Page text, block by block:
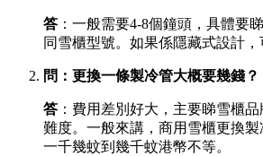
答 ：一般需要4-8個鐘頭，具體要
同雪櫃型號。如果係隱藏式設計，
問：更換一條製冷管大概要幾錢？
答 ：費用差別好大，主要睇雪櫃
難度。一般來講，商用雪櫃更換
一千幾蚊到幾千蚊港幣不等。